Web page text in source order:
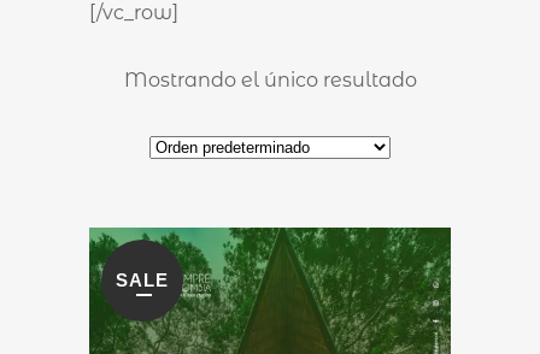
[/vc_row]
Mostrando el único resultado
SALE